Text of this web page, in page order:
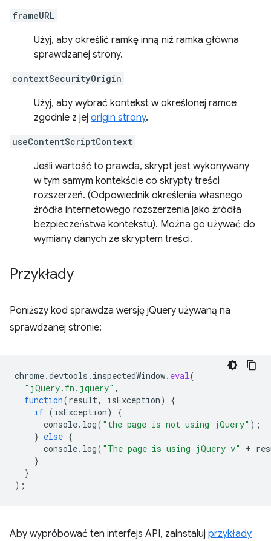
frameURL
Użyj, aby określić ramkę inną niż ramka główna
sprawdzanej strony.
contextSecurityOrigin
Użyj, aby wybrać kontekst w określonej ramce
zgodnie z jej origin strony.
useContentScriptContext
Jeśli wartość to prawda, skrypt jest wykonywany
w tym samym kontekście co skrypty treści
rozszerzeń. (Odpowiednik określenia własnego
źródła internetowego rozszerzenia jako źródła
bezpieczeństwa kontekstu). Można go używać do
wymiany danych ze skryptem treści.
Przykłady
Poniższy kod sprawdza wersję jQuery używaną na
sprawdzanej stronie:
chrome.devtools . inspectedWindow. eval(
"jQuery.fn.jquery" ,
function(result, isException)
{
if (isException)
{
console. log( "the page is not using jQuery" );
} else {
console. log( "The page is using jQuery v" +
}
}
);
Aby wypróbować ten interfejs API, zainstaluj przykłady